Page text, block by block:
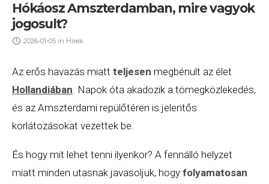
Hókáosz Amszterdamban, mire vagyok
jogosult?
2026-01-05 in Hírek
Az erős havazás miatt teljesen megbénult az élet
Hollandiában. Napok óta akadozik a tömegközlekedés,
és az Amszterdami repülőtéren is jelentős
korlátozásokat vezettek be.
És hogy mit lehet tenni ilyenkor? A fennálló helyzet
miatt minden utasnak javasoljuk, hogy folyamatosan